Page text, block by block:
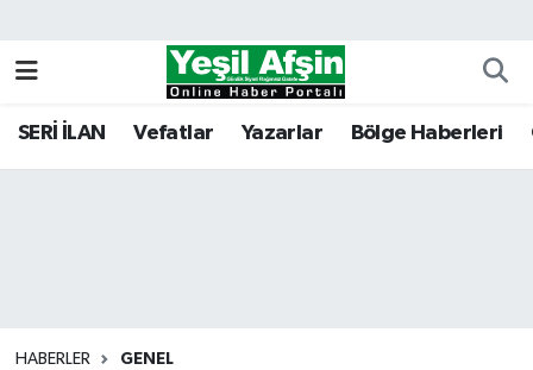
SERİ İLAN Vefatlar Yazarlar Bölge Haberleri
HABERLER GENEL
Kahramanmaraş Nöbetçi Eczaneler